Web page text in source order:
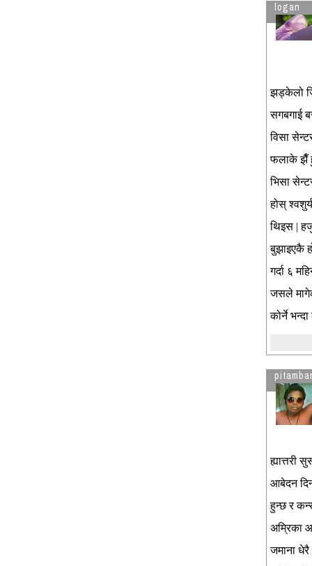
logan
झड्केलो
सगबगाई
विसा
फलाके झैँ
भिसा
होस्
थिइस |
बुझाइएकै
गर्दा ६
जसले
कोर्ने
pitambar
ह्यात्तरी
आबेदन दिन
हुन्छ र
अम्रिका
जमाना